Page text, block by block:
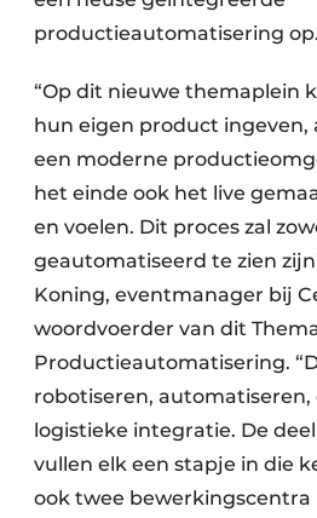
productieautomatisering op.
“Op dit nieuwe themaplein
hun eigen product ingeven,
een moderne
het einde ook het live
en voelen. Dit proces zal
geautomatiseerd te zien
Koning, eventmanager bij
woordvoerder van dit
Productieautomatisering.
robotiseren, automatiseren,
logistieke integratie. De
vullen elk een stapje in die
ook twee bewerkingscentra